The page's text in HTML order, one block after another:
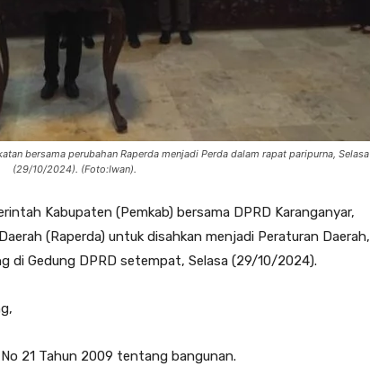
bersama perubahan Raperda menjadi Perda dalam rapat paripurna, Selasa
(29/10/2024). (Foto:Iwan).
Kabupaten (Pemkab) bersama DPRD Karanganyar,
(Raperda) untuk disahkan menjadi Peraturan Daerah,
di Gedung DPRD setempat, Selasa (29/10/2024).
21 Tahun 2009 tentang bangunan.